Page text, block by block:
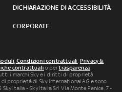
DICHIARAZIONE DI ACCESSIBILITÀ
CORPORATE
Condizioni contrattuali, Privacy &
contrattuali o pertrasparenza
i marchi Sky e i diritti di proprietà
proprietà di Sky international AG e sono
Italia - Sky Italia Srl Via Monte Penice, 7 -